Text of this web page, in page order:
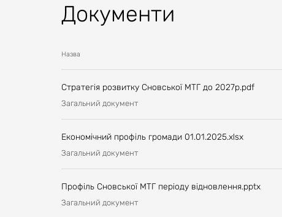
Документи
Назва
Стратегія розвитку Сновської МТГ до 2027р.pdf
Загальний документ
Економічний профіль громади 01.01.2025.xlsx
Загальний документ
Профіль Сновської МТГ періоду відновлення.pptx
Загальний документ